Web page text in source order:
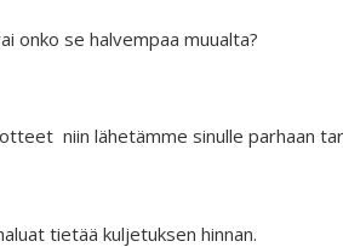
onko se halvempaa muualta?
niin lähetämme sinulle parhaan
tietää kuljetuksen hinnan.